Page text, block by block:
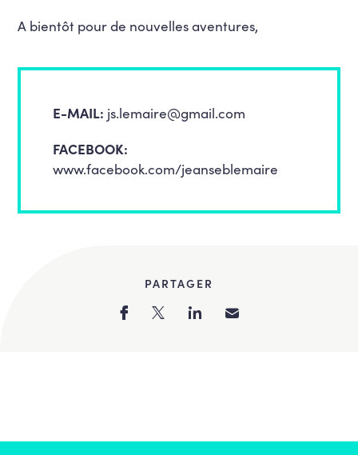
A bientôt pour de nouvelles aventures,
E-MAIL: js.lemaire@gmail.com
FACEBOOK:
www.facebook.com/jeanseblemaire
PARTAGER